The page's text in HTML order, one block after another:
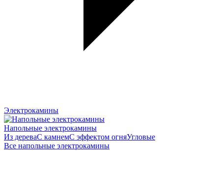
Электрокамины
Напольные электрокамины
Из дереваС камнемС эффектом огняУгловые
Все напольные электрокамины